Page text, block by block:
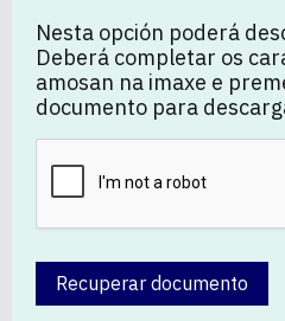
Nesta opción poderá
Deberá completar os
amosan na imaxe e
documento para
Recuperar documento